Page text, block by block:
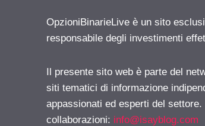
OpzioniBinarieLive è un sito
responsabile degli investimenti
Il presente sito web è parte del
siti tematici di informazione
appassionati ed esperti del
collaborazioni: info@isayblog.com